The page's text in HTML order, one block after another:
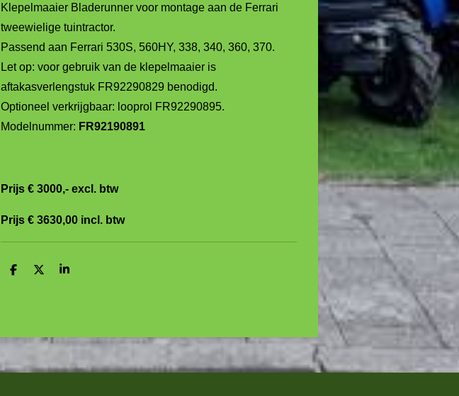
Klepelmaaier Bladerunner voor montage aan de Ferrari
tweewielige tuintractor.
Passend aan Ferrari 530S, 560HY, 338, 340, 360, 370.
Let op: voor gebruik van de klepelmaaier is
aftakasverlengstuk FR92290829 benodigd.
Optioneel verkrijgbaar: looprol FR92290895.
Modelnummer: FR92190891
Prijs € 3000,- excl. btw
Prijs € 3630,00 incl. btw
D
D
S